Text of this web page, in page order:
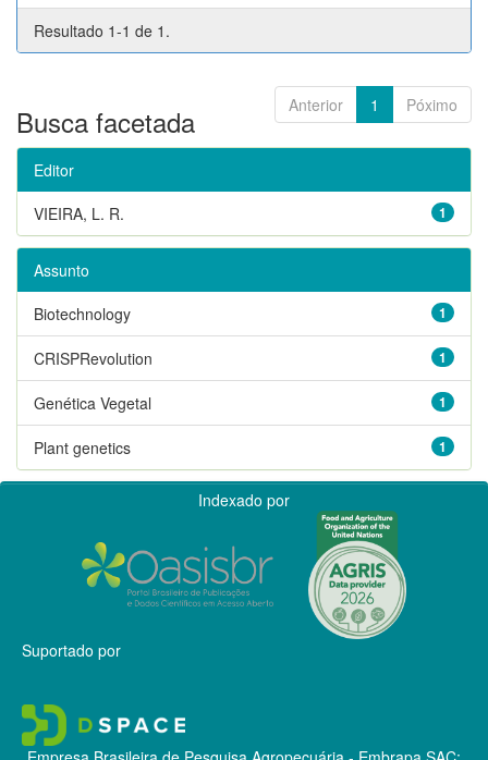
Resultado 1-1 de 1.
Anterior 1 Póximo
Busca facetada
Editor
1
VIEIRA, L. R.
Assunto
1
Biotechnology
1
CRISPRevolution
1
Genética Vegetal
1
Plant genetics
Indexado por
Suportado por